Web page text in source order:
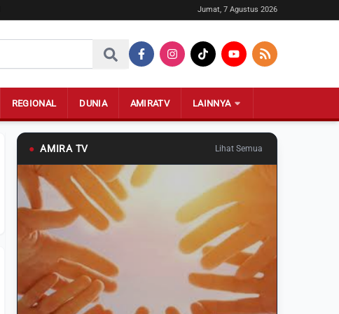
Jumat, 7 Agustus 2026
REGIONAL DUNIA AMIRATV LAINNYA
● AMIRA TV Lihat Semua